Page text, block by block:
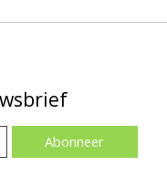
Abonneer